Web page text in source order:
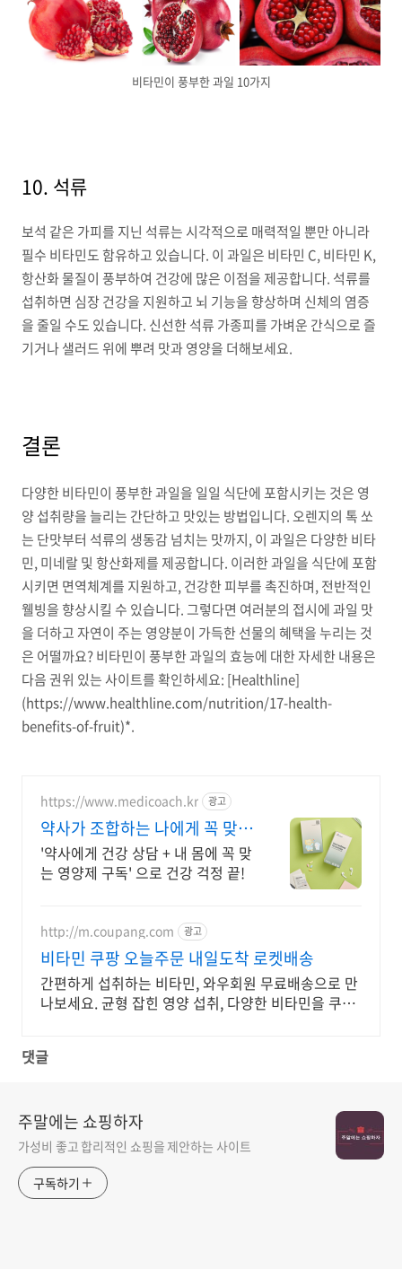
비타민이 풍부한 과일 10가지
10. 석류
보석 같은 가피를 지닌 석류는 시각적으로 매력적일 뿐만 아니라
필수 비타민도 함유하고 있습니다. 이 과일은 비타민 C, 비타민 K,
항산화 물질이 풍부하여 건강에 많은 이점을 제공합니다. 석류를
섭취하면 심장 건강을 지원하고 뇌 기능을 향상하며 신체의 염증
을 줄일 수도 있습니다. 신선한 석류 가종피를 가벼운 간식으로 즐
기거나 샐러드 위에 뿌려 맛과 영양을 더해보세요.
결론
다양한 비타민이 풍부한 과일을 일일 식단에 포함시키는 것은 영
양 섭취량을 늘리는 간단하고 맛있는 방법입니다. 오렌지의 톡 쏘
는 단맛부터 석류의 생동감 넘치는 맛까지, 이 과일은 다양한 비타
민, 미네랄 및 항산화제를 제공합니다. 이러한 과일을 식단에 포함
시키면 면역체계를 지원하고, 건강한 피부를 촉진하며, 전반적인
웰빙을 향상시킬 수 있습니다. 그렇다면 여러분의 접시에 과일 맛
을 더하고 자연이 주는 영양분이 가득한 선물의 혜택을 누리는 것
은 어떨까요? 비타민이 풍부한 과일의 효능에 대한 자세한 내용은
다음 권위 있는 사이트를 확인하세요: [Healthline]
(https://www.healthline.com/nutrition/17-health-
benefits-of-fruit)*.
https://www.medicoach.kr 광고
약사가 조합하는 나에게 꼭 맞는
맞춤형 영양제.
'약사에게 건강 상담 + 내 몸에 꼭 맞
는 영양제 구독' 으로 건강 걱정 끝!
http://m.coupang.com 광고
비타민 쿠팡 오늘주문 내일도착 로켓배송
간편하게 섭취하는 비타민, 와우회원 무료배송으로 만
나보세요. 균형 잡힌 영양 섭취, 다양한 비타민을 쿠팡
댓글
주말에는 쇼핑하자
가성비 좋고 합리적인 쇼핑을 제안하는 사이트
구독하기